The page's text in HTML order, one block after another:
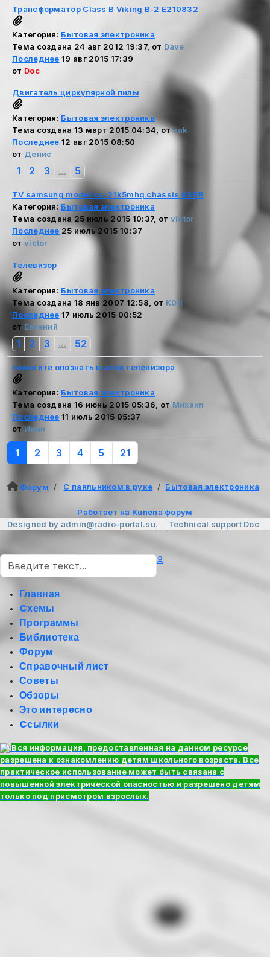
Трансформатор Class B Viking B-2 E210832
Категория: Бытовая электроника
Тема создана 24 авг 2012 19:37, от Dave
Последнее 19 авг 2015 17:39
от Doc
Двигатель циркулярной пилы
Категория: Бытовая электроника
Тема создана 13 март 2015 04:34, отzak
Последнее 12 авг 2015 08:50
от Денис
1 2 3 ... 5
TV samsung model cs-21k5mhq chassis KS9B
Категория: Бытовая электроника
Тема создана 25 июль 2015 10:37, от victor
Последнее 25 июль 2015 10:37
от victor
Телевизор
Категория: Бытовая электроника
Тема создана 18 янв 2007 12:58, от K01I
Последнее 17 июль 2015 00:52
от Евгений
1 2 3 ... 52
помогите опознать шасси телевизора
Категория: Бытовая электроника
Тема создана 16 июнь 2015 05:36, от Михаил
Последнее 11 июль 2015 05:37
отИван
1 2 3 4 5 21
Форум С паяльником в руке Бытовая электроника
Работает на Kunena форум
Designed by admin@radio-portal.su. Technical support Doc
Поиск
Главная
Cхемы
Программы
Библиотека
Форум
Справочный лист
Советы
Обзоры
Это интересно
Cсылки
Вся информация, предоставленная на данном ресурсе
разрешена к ознакомлению детям школьного возраста. Все
практическое использование может быть связана с
повышенной электрической опасностью и разрешено детям
только под присмотром взрослых.